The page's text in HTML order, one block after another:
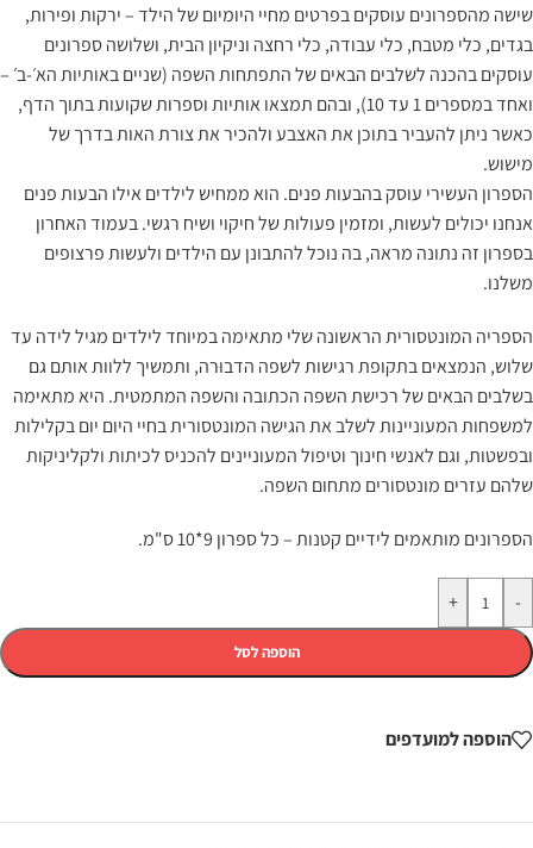
שישה מהספרונים עוסקים בפרטים מחיי היומיום של הילד – ירקות ופירות,
בגדים, כלי מטבח, כלי עבודה, כלי רחצה וניקיון הבית, ושלושה ספרונים
עוסקים בהכנה לשלבים הבאים של התפתחות השפה (שניים באותיות הא׳-ב׳ –
ואחד במספרים 1 עד 10), ובהם תמצאו אותיות וספרות שקועות בתוך הדף,
כאשר ניתן להעביר בתוכן את האצבע ולהכיר את צורת האות בדרך של
מישוש.
הספרון העשירי עוסק בהבעות פנים. הוא ממחיש לילדים אילו הבעות פנים
אנחנו יכולים לעשות, ומזמין פעולות של חיקוי ושיח רגשי. בעמוד האחרון
בספרון זה נתונה מראה, בה נוכל להתבונן עם הילדים ולעשות פרצופים
משלנו.
הספריה המונטסורית הראשונה שלי מתאימה במיוחד לילדים מגיל לידה עד
שלוש, הנמצאים בתקופת רגישות לשפה הדבוּרה, ותמשיך ללוות אותם גם
בשלבים הבאים של רכישת השפה הכתובה והשפה המתמטית. היא מתאימה
למשפחות המעוניינות לשלב את הגישה המונטסורית בחיי היום יום בקלילות
ובפשטות, וגם לאנשי חינוך וטיפול המעוניינים להכניס לכיתות ולקליניקות
שלהם עזרים מונטסורים מתחום השפה.
הספרונים מותאמים לידיים קטנות – כל ספרון 9*10 ס"מ.
-
+
הוספה לסל
הוספה למועדפים